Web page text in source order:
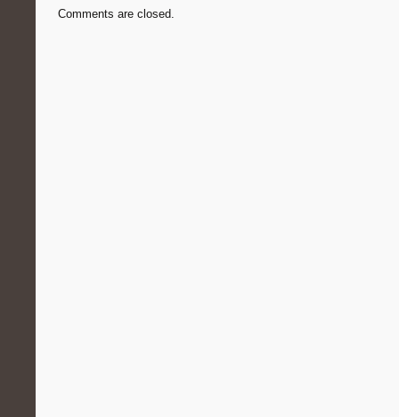
Comments are closed.